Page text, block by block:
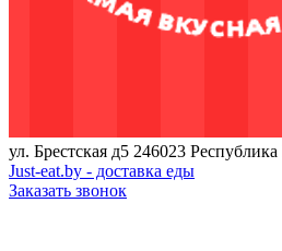
ул. Брестская д5 246023 Республика
Just-eat.by - доставка еды
Заказать звонок